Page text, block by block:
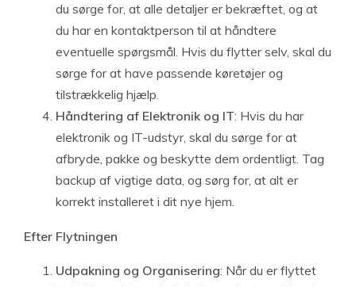
du sørge for, at alle detaljer er bekræftet, og at
du har en kontaktperson til at håndtere
eventuelle spørgsmål. Hvis du flytter selv, skal du
sørge for at have passende køretøjer og
tilstrækkelig hjælp.
Håndtering af Elektronik og IT: Hvis du har
elektronik og IT-udstyr, skal du sørge for at
afbryde, pakke og beskytte dem ordentligt. Tag
backup af vigtige data, og sørg for, at alt er
korrekt installeret i dit nye hjem.
Efter Flytningen
Udpakning og Organisering: Når du er flyttet